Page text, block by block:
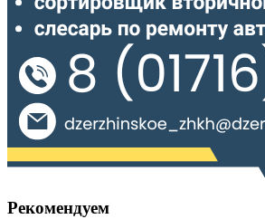
Рекомендуем